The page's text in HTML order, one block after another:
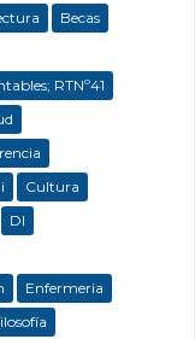
Becas
RTNº41
Cultura
DI
Enfermeria